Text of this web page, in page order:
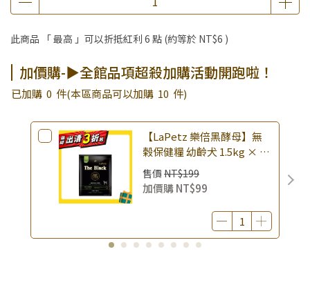
▶消費滿999｜享超值價$299加購BIO UP面膜
組！
▶王國加購活動 訂單享超值優惠價加購好物
▶全館品項超殺加購活動開跑啦！
此商品 「 最高 」可以折抵紅利 6 點 (約等於 NT$6 )
加價購-▶全館品項超殺加購活動開跑啦！
已加購 0 件(本區商品可以加購 10 件)
【LaPetz 樂倍黑酵母】無
榖保健糧 幼齡犬 1.5kg × 包
｜(廠效期20260818) 狗乾糧
狗飼料 幼犬飼料 無穀配方｜
即期品
售價 NT$199
加價購NT$99